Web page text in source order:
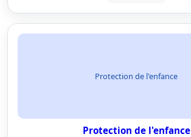
Protection de l'enfance
Protection de l'enfance